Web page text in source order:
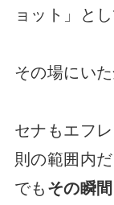
ョット」と
その場にい
セナもエフ
則の範囲内だ
でもその瞬